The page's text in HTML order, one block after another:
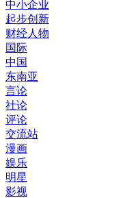
中小企业
起步创新
财经人物
国际
中国
东南亚
言论
社论
评论
交流站
漫画
娱乐
明星
影视